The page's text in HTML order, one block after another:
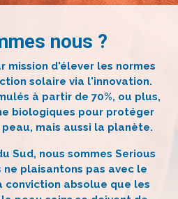
nous ?
mission d'élever les normes
solaire via l'innovation.
à partir de 70%, ou plus,
biologiques pour protéger
mais aussi la planète.
Sud, nous sommes Serious
plaisantons pas avec le
conviction absolue que les